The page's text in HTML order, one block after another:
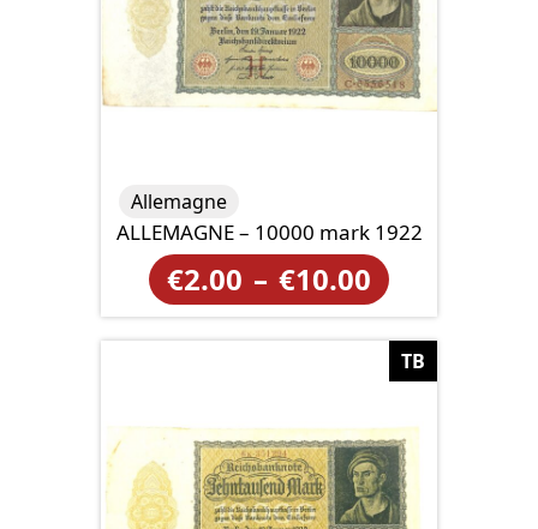
ALLEMAGNE – 10000 mark 1922
€2.00 – €10.00
Plage
de
à
€10.00
Allemagne
TB